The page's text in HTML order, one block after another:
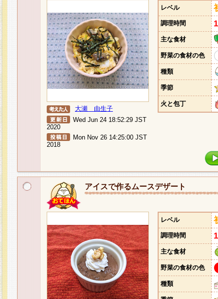
大瀬 由生子
Wed Jun 24 18:52:29 JST
2020
Mon Nov 26 14:25:00 JST
2018
レベル
調理時間
主な食材
野菜の食材の色
種類
季節
火と包丁
アイスで作るムースデザート
レベル
調理時間
主な食材
野菜の食材の色
種類